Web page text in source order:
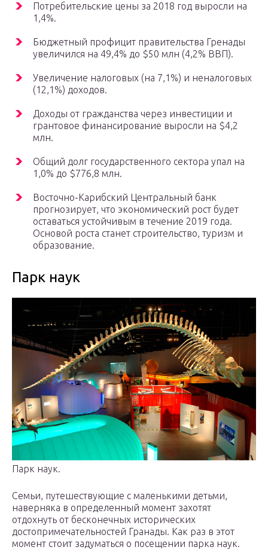
Потребительские цены за 2018 год выросли на
1,4%.
Бюджетный профицит правительства Гренады
увеличился на 49,4% до $50 млн (4,2% ВВП).
Увеличение налоговых (на 7,1%) и неналоговых
(12,1%) доходов.
Доходы от гражданства через инвестиции и
грантовое финансирование выросли на $4,2
млн.
Общий долг государственного сектора упал на
1,0% до $776,8 млн.
Восточно-Карибский Центральный банк
прогнозирует, что экономический рост будет
оставаться устойчивым в течение 2019 года.
Основой роста станет строительство, туризм и
образование.
Парк наук
Парк наук.
Семьи, путешествующие с маленькими детьми,
наверняка в определенный момент захотят
отдохнуть от бесконечных исторических
достопримечательностей Гранады. Как раз в этот
момент стоит задуматься о посещении парка наук.